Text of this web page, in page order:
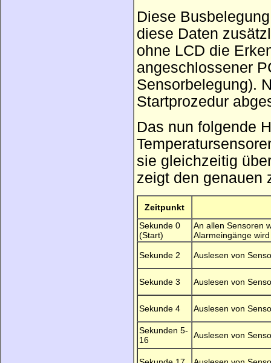
Diese
diese Daten
ohne LCD die
angeschlossener
Sensorbelegung).
Startprozedur
Das nun folgende
sie gleichzeitig
zeigt den genauen
Zeitpunkt
Sekunde 0
(Start)
An allen Sensoren
Alarmeingänge
Sekunde 2 Auslesen von
Sekunde 3 Auslesen von
Sekunde 4 Auslesen von
Sekunden 5-
16
Auslesen von